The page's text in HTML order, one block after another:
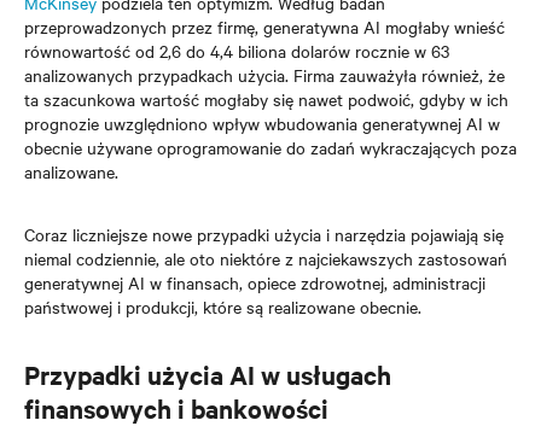
przeprowadzonych przez firmę, generatywna AI mogłaby wnieść
równowartość od 2,6 do 4,4 biliona dolarów rocznie w 63
analizowanych przypadkach użycia. Firma zauważyła również, że
ta szacunkowa wartość mogłaby się nawet podwoić, gdyby w ich
prognozie uwzględniono wpływ wbudowania generatywnej AI w
obecnie używane oprogramowanie do zadań wykraczających poza
analizowane.
Coraz liczniejsze nowe przypadki użycia i narzędzia pojawiają się
niemal codziennie, ale oto niektóre z najciekawszych zastosowań
generatywnej AI w finansach, opiece zdrowotnej, administracji
państwowej i produkcji, które są realizowane obecnie.
Przypadki użycia AI w usługach
finansowych i bankowości